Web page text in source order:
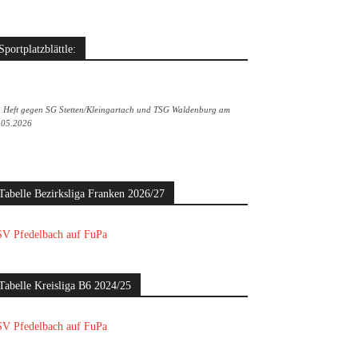
Sportplatzblättle:
Heft gegen SG Stetten/Kleingartach und TSG Waldenburg am
Bezirksliga Franken 2026/27
Pfedelbach auf FuPa
Kreisliga B6 2024/25
Pfedelbach auf FuPa